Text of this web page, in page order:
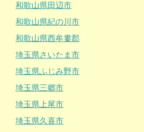
和歌山県田辺市
和歌山県紀の川市
和歌山県西牟婁郡
埼玉県さいたま市
埼玉県ふじみ野市
埼玉県三郷市
埼玉県上尾市
埼玉県久喜市